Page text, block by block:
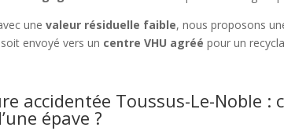
unevaleur résiduelle faible, nous proposons
envoyé vers un centre VHU agréé pour un
accidentée Toussus-Le-Noble :
épave ?